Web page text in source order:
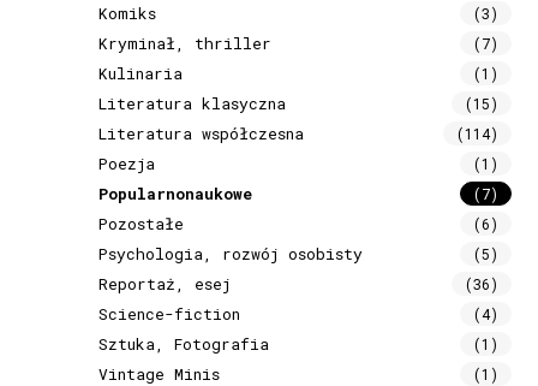
Komiks (3)
Kryminał, thriller (7)
Kulinaria (1)
Literatura klasyczna (15)
Literatura współczesna (114)
Poezja (1)
Popularnonaukowe (7)
Pozostałe (6)
Psychologia, rozwój osobisty (5)
Reportaż, esej (36)
Science-fiction (4)
Sztuka, Fotografia (1)
Vintage Minis (1)